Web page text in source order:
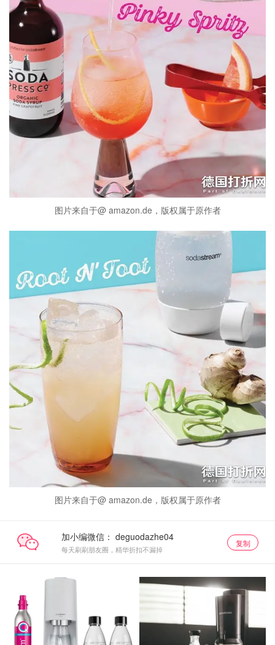
图片来自于@ amazon.de，版权属于原作者
图片来自于@ amazon.de，版权属于原作者
加小编微信：
每天刷刷朋友圈，精华折扣不漏掉
复制